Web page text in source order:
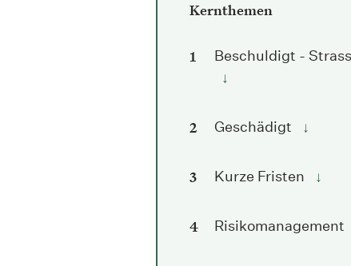
Kernthemen
Beschuldigt -
↓
Geschädigt ↓
Kurze Fristen ↓
Risikomanagement